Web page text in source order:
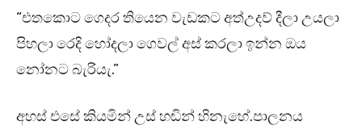
“එතකොට ගෙදර තියෙන වැඩකට අත්උදව් දීලා උයලා
පිහලා රෙදි හෝදලා ගෙවල් අස් කරලා ඉන්න ඔය
නෝනට බැරියැ.”
අහස් එසේ කියමින් උස් හඬින් හිනැහේ.පාලනය